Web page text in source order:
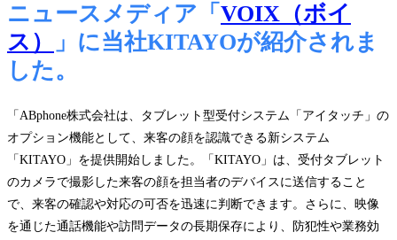
ニュースメディア「 VOIX（ボイ
ス）
」に当社KITAYOが紹介されま
した。
「ABphone株式会社は、タブレット型受付システム「アイタッチ」の
オプション機能として、来客の顔を認識できる新システム
「KITAYO」を提供開始しました。「KITAYO」は、受付タブレット
のカメラで撮影した来客の顔を担当者のデバイスに送信すること
で、来客の確認や対応の可否を迅速に判断できます。さらに、映像
を通じた通話機能や訪問データの長期保存により、防犯性や業務効